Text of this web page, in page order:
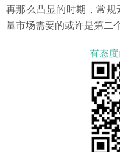
再那么凸显的时期，常
量市场需要的或许是第二个